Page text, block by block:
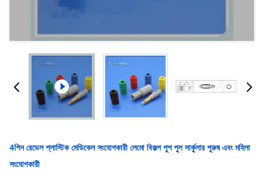
4পিন রেডেল প্লাস্টিক মেডিকেল সংযোগকারী লেমো বিকল্প পুশ পুল সার্কুলার পুরুষ এবং মহিলা
সংযোগকারী